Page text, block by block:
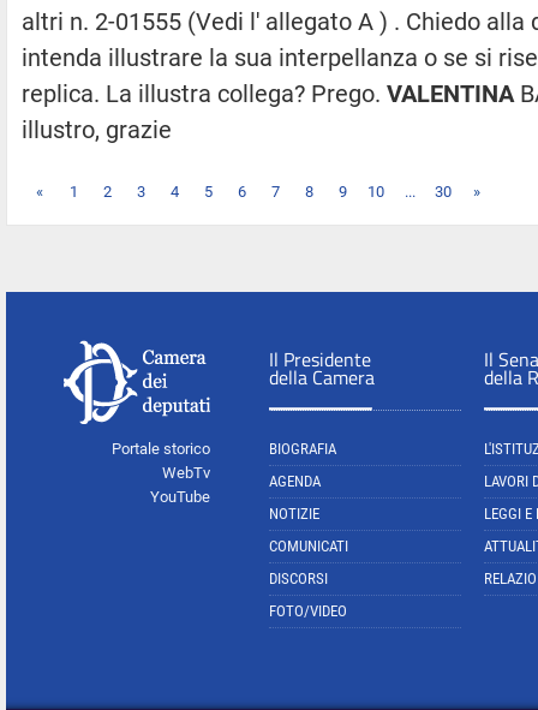
altri n. 2-01555 (Vedi l' allegato A ) . Chiedo
intenda illustrare la sua interpellanza o se si
replica. La illustra collega? Prego. VALENTINA
illustro, grazie
« 1 2 3 4 5 6 7 8 9 10 ... 30 »
Portale storico
WebTv
YouTube
Il Presidente
della Camera
BIOGRAFIA
AGENDA
NOTIZIE
COMUNICATI
DISCORSI
FOTO/VIDEO
Il
della
LAVORI
LEGGI E